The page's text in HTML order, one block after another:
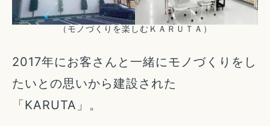
（モノづくりを楽しむＫＡＲＵＴＡ）
2017年にお客さんと一緒にモノづくりをし
たいとの思いから建設された
「KARUTA」。